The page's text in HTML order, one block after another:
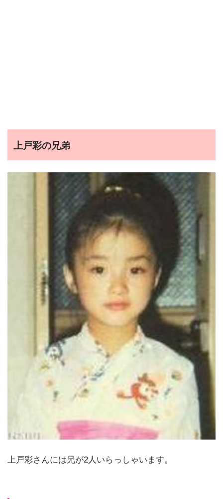
上戸彩の兄弟
上戸彩さんには兄が2人いらっしゃいます。